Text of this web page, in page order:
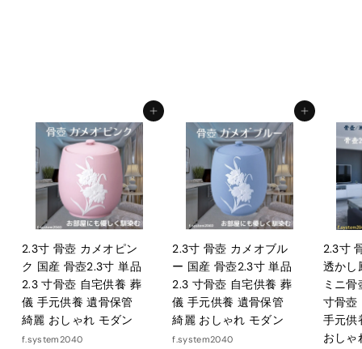
5
0
0
カートに入れる
2.3寸 骨壺 カメオピン
ク 国産 骨壺2.3寸 単品
2.3 寸骨壺 自宅供養 葬
儀 手元供養 遺骨保管
綺麗 おしゃれ モダン
f.system2040
カートに入れる
2.3寸 骨壺 カメオブル
ー 国産 骨壺2.3寸 単品
2.3 寸骨壺 自宅供養 葬
儀 手元供養 遺骨保管
綺麗 おしゃれ モダン
f.system2040
2.3寸
透かし
ミニ
寸骨壺
手元供
おしゃ